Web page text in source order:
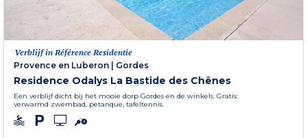
Verblijf in Référence Residentie
Provence en Luberon
Gordes
Residence Odalys La Bastide des Chênes
Een verblijf dicht bij het mooie dorp Gordes en de winkels. Gratis:
verwarmd zwembad, petanque, tafeltennis.